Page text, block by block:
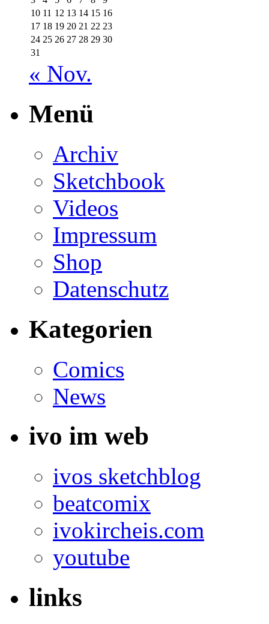
10 11 12 13 14 15 16
17 18 19 20 21 22 23
24 25 26 27 28 29 30
31
« Nov.
Menü
Archiv
Sketchbook
Videos
Impressum
Shop
Datenschutz
Kategorien
Comics
News
ivo im web
ivos sketchblog
beatcomix
ivokircheis.com
youtube
links